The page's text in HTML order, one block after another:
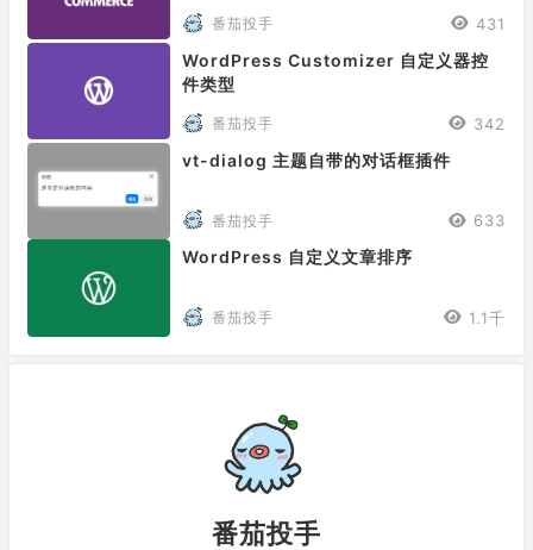
番茄投手 431
WordPress Customizer 自定义器控
件类型
番茄投手 342
vt-dialog 主题自带的对话框插件
番茄投手 633
WordPress 自定义文章排序
番茄投手 1.1千
番茄投手